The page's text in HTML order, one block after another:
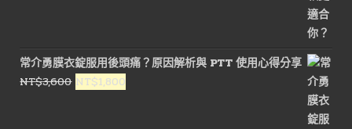
常介勇膜衣錠服用後頭痛？原因解析與 PTT 使用心得分享
NT$3,600 原
NT$1,800